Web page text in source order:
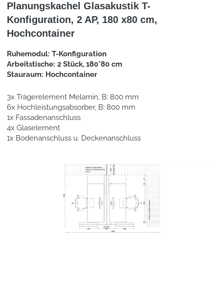
Planungskachel Glasakustik T-
Konfiguration, 2 AP, 180 x80 cm,
Hochcontainer
Ruhemodul: T-Konfiguration
Arbeitstische: 2 Stück, 180*80 cm
Stauraum: Hochcontainer
3x Trägerelement Melamin, B: 800 mm
6x Hochleistungsabsorber, B: 800 mm
1x Fassadenanschluss
4x Glaselement
1x Bodenanschluss u. Deckenanschluss